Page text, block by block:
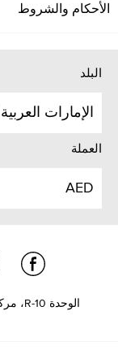
الأحكام والشروط
البلد
الإمارات
العملة
AED